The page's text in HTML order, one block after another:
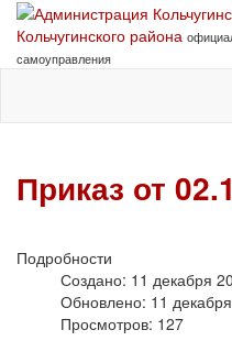
Кольчугинского района
самоуправления
Приказ от
Подробности
Создано: 11 декабря
Обновлено: 11
Просмотров: 127